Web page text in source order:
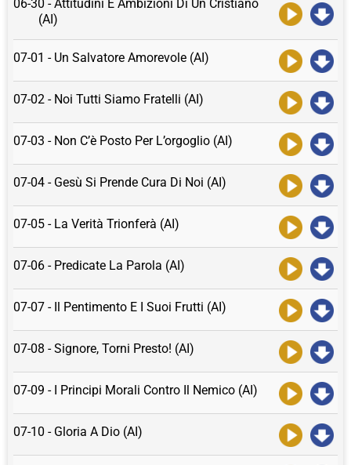
06-30 - Attitudini E Ambizioni Di Un Cristiano
(AI)
07-01 - Un Salvatore Amorevole (AI)
07-02 - Noi Tutti Siamo Fratelli (AI)
07-03 - Non C’è Posto Per L’orgoglio (AI)
07-04 - Gesù Si Prende Cura Di Noi (AI)
07-05 - La Verità Trionferà (AI)
07-06 - Predicate La Parola (AI)
07-07 - Il Pentimento E I Suoi Frutti (AI)
07-08 - Signore, Torni Presto! (AI)
07-09 - I Principi Morali Contro Il Nemico (AI)
07-10 - Gloria A Dio (AI)